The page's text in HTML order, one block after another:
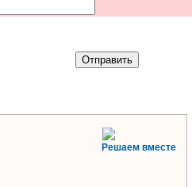
Решаем вместе